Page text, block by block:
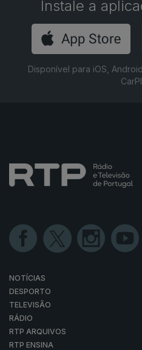
Instale a
Disponível para iOS,
NOTÍCIAS
DESPORTO
TELEVISÃO
RÁDIO
RTP ARQUIVOS
RTP ENSINA